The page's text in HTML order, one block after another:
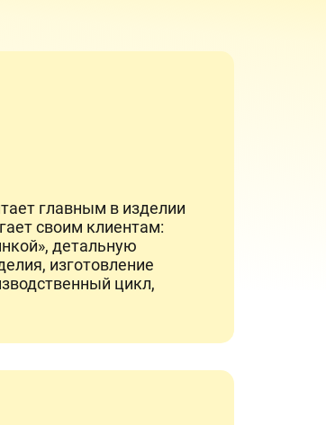
главным в изделии
своим клиентам:
детальную
изготовление
цикл,